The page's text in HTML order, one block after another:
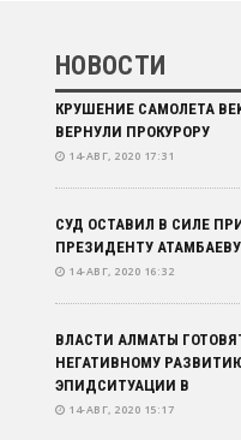
НОВОСТИ
КРУШЕНИЕ САМОЛЕТА
ВЕРНУЛИ ПРОКУРОРУ
14-АВГ, 2020 17:31
СУД ОСТАВИЛ В СИЛЕ
ПРЕЗИДЕНТУ АТАМБАЕВУ
14-АВГ, 2020 16:32
ВЛАСТИ АЛМАТЫ
НЕГАТИВНОМУ
ЭПИДСИТУАЦИИ В
14-АВГ, 2020 15:17